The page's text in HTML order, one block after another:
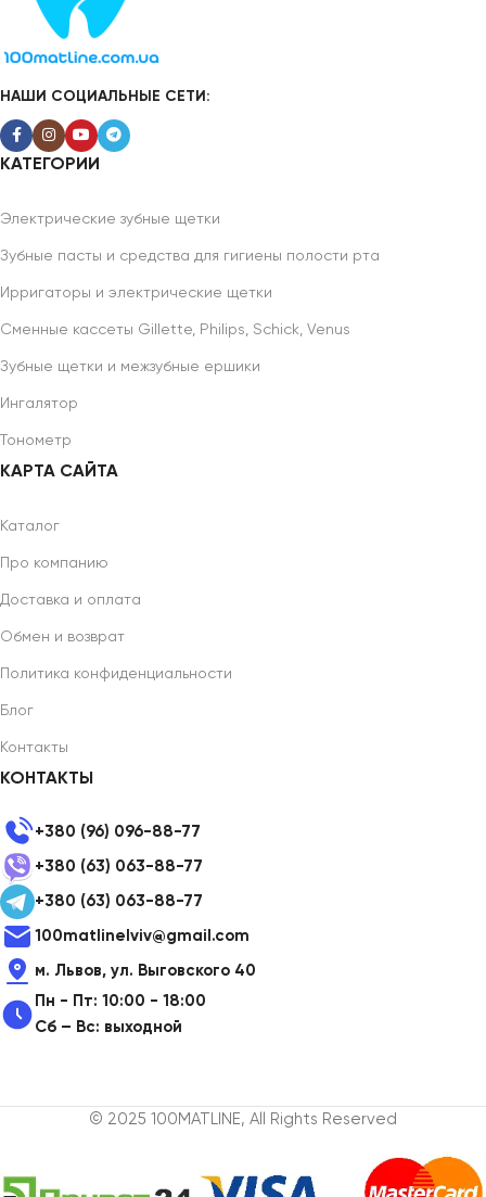
НАШИ СОЦИАЛЬНЫЕ СЕТИ:
КАТЕГОРИИ
Электрические зубные щетки
Зубные пасты и средства для гигиены полости рта
Ирригаторы и электрические щетки
Сменные кассеты Gillette, Philips, Schick, Venus
Зубные щетки и межзубные ершики
Ингалятор
Тонометр
КАРТА САЙТА
Каталог
Про компанию
Доставка и оплата
Обмен и возврат
Политика конфиденциальности
Блог
Контакты
КОНТАКТЫ
+380 (96) 096-88-77
+380 (63) 063-88-77
+380 (63) 063-88-77
100matlinelviv@gmail.com
м. Львов, ул. Выговского 40
Пн - Пт: 10:00 - 18:00
Сб – Вс: выходной
© 2025 100MATLINE, All Rights Reserved